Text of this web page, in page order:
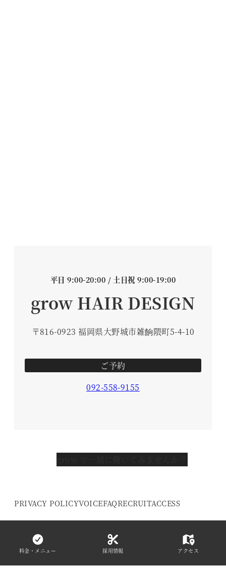
平日 9:00-20:00 / 土日祝 9:00-19:00
grow HAIR DESIGN
〒816-0923 福岡県大野城市雑餉隈町5-4-10
ご予約
092-558-9155
PRIVACY POLICYVOICEFAQRECRUITACCESS
© 2016- grow HAIR DESIGN. All Rights
Reserved.
料金・メニュー 採用情報 アクセス